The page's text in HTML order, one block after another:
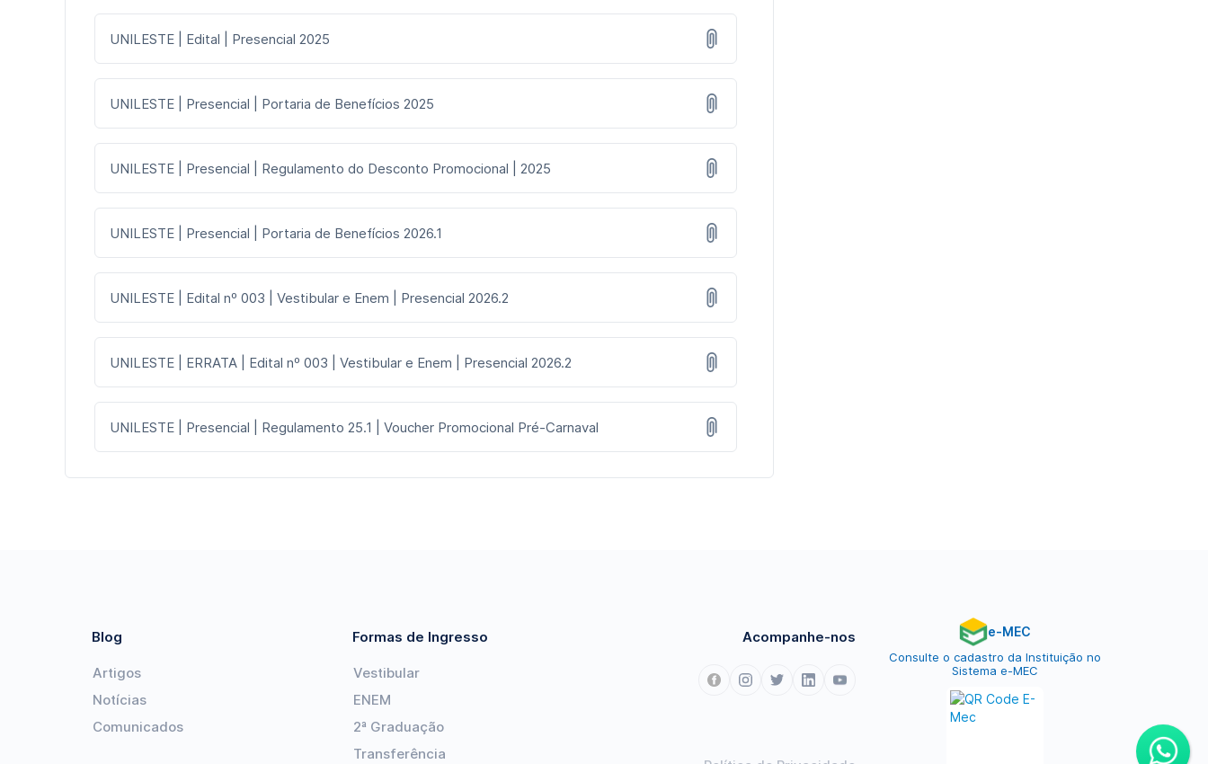
UNILESTE | Edital | Presencial 2025
UNILESTE | Presencial | Portaria de Benefícios 2025
UNILESTE | Presencial | Regulamento do Desconto Promocional | 2025
UNILESTE | Presencial | Portaria de Benefícios 2026.1
UNILESTE | Edital nº 003 | Vestibular e Enem | Presencial 2026.2
UNILESTE | ERRATA | Edital nº 003 | Vestibular e Enem | Presencial 2026.2
UNILESTE | Presencial | Regulamento 25.1 | Voucher Promocional Pré-Carnaval
Blog
Artigos
Notícias
Comunicados
Formas de Ingresso
Vestibular
ENEM
2ª Graduação
Transferência
Acompanhe-nos e-MEC
Consulte o cadastro da Instituição no
Sistema e-MEC